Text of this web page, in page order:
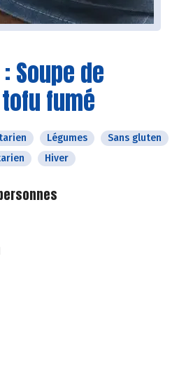
Soupe de
fumé
Légumes
Sans gluten
Hiver